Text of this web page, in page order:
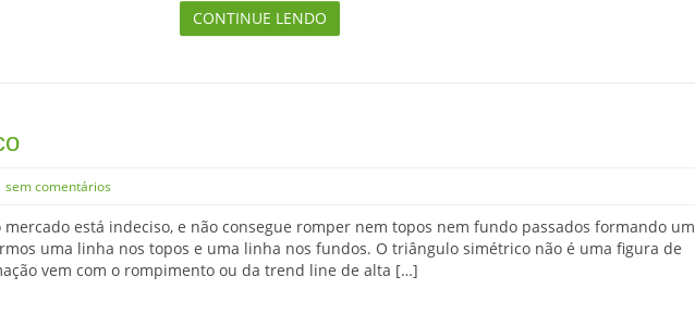
CONTINUE LENDO
sem comentários
está indeciso, e não consegue romper nem topos nem fundo passados formando um
uma linha nos topos e uma linha nos fundos. O triângulo simétrico não é uma figura de
vem com o rompimento ou da trend line de alta […]